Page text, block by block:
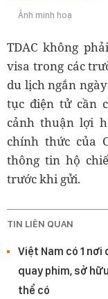
Ảnh minh hoạ
TDAC không
visa trong các
du lịch ngắn
tục điện tử cần
cảnh thuận lợi
chính thức của
thông tin hộ
trước khi gửi.
TIN LIÊN QUAN
Việt Nam có 1
quay phim, sở
thể có